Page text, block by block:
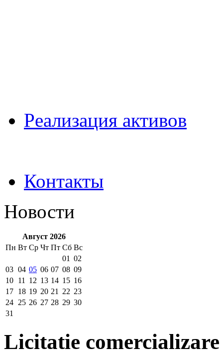
Pеализация активов
Контакты
Новости
Август 2026
Пн Вт Ср Чт Пт Сб Вс
01 02
03 04 05 06 07 08 09
10 11 12 13 14 15 16
17 18 19 20 21 22 23
24 25 26 27 28 29 30
31
Licitatie